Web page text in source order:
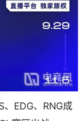
、EDG、RNG成